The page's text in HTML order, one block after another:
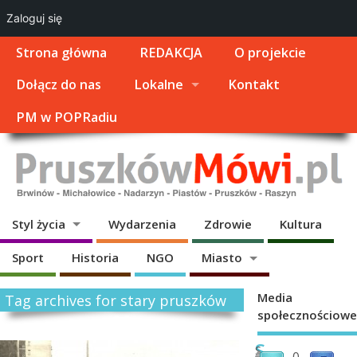
Strona główna REDAKCJA
O projekcie
Dołącz do nas
Lokalne
Kontakt
PM w POPRadiu
Styl życia Wydarzenia Zdrowie Kultura
Sport Historia NGO Miasto
Tag archives for stary pruszków
S
S
Media
społecznościowe
Zaloguj się